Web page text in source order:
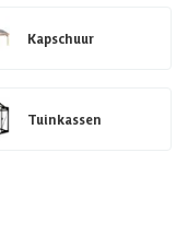
Kapschuur
Tuinkassen